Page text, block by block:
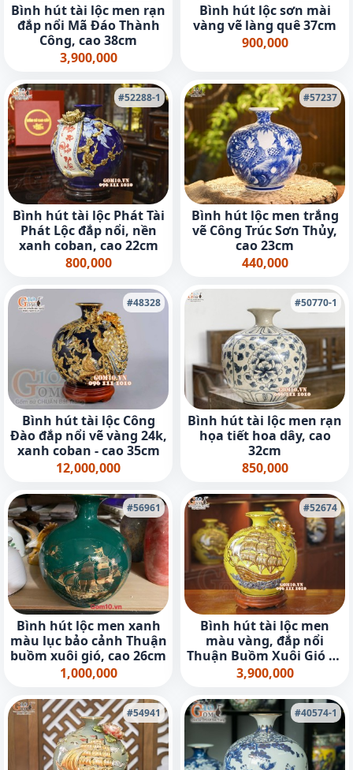
Bình hút tài lộc men rạn
đắp nổi Mã Đáo Thành
Công, cao 38cm
3,900,000
Bình hút lộc sơn mài
vàng vẽ làng quê 37cm
900,000
#52288-1
Bình hút tài lộc Phát Tài
Phát Lộc đắp nổi, nền
xanh coban, cao 22cm
800,000
#57237
Bình hút lộc men trắng
vẽ Công Trúc Sơn Thủy,
cao 23cm
440,000
#48328
Bình hút tài lộc Công
Đào đắp nổi vẽ vàng 24k,
xanh coban - cao 35cm
12,000,000
#50770-1
Bình hút tài lộc men rạn
họa tiết hoa dây, cao
32cm
850,000
#56961
Bình hút lộc men xanh
màu lục bảo cảnh Thuận
buồm xuôi gió, cao 26cm
1,000,000
#52674
Bình hút tài lộc men
màu vàng, đắp nổi
Thuận Buồm Xuôi Gió vẽ
vàng 24k, cao 25cm
3,900,000
#54941 #40574-1